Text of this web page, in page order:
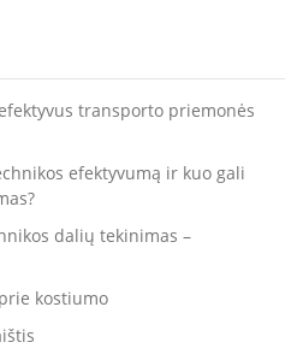
transporto priemonės
efektyvumą ir kuo gali
dalių tekinimas –
kostiumo